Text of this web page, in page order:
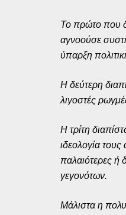
Το πρώτο που
αγνοούσε
ύπαρξη
Η δεύτερη
λιγοστές
Η τρίτη
ιδεολογία
παλαιότερες ή
γεγονότων.
Μάλιστα η